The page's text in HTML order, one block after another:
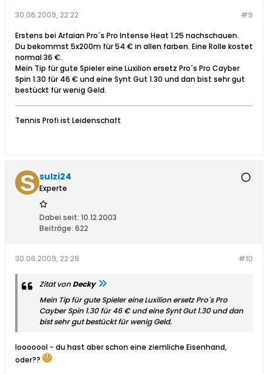
#9
30.06.2009, 22:22
Erstens bei Arfaian Pro´s Pro Intense Heat 1.25 nachschauen.
Du bekommst 5x200m für 54 € in allen farben. Eine Rolle kostet
normal 36 €.
Mein Tip für gute Spieler eine Luxilion ersetz Pro´s Pro Cayber
Spin 1.30 für 46 € und eine Synt Gut 1.30 und dan bist sehr gut
bestückt für wenig Geld.
Tennis Profi ist Leidenschaft
sulzi24
Experte
Dabei seit: 10.12.2003
Beiträge: 622
#10
30.06.2009, 22:29
Zitat vonDecky
Mein Tip für gute Spieler eine Luxilion ersetz Pro´s Pro
Cayber Spin 1.30 für 46 € und eine Synt Gut 1.30 und dan
bist sehr gut bestückt für wenig Geld.
looooool - du hast aber schon eine ziemliche Eisenhand,
oder??